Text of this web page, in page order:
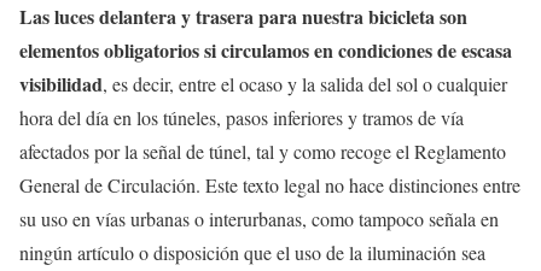
Las luces delantera y trasera para nuestra bicicleta son
elementos obligatorios si circulamos en condiciones de escasa
visibilidad, es decir, entre el ocaso y la salida del sol o cualquier
hora del día en los túneles, pasos inferiores y tramos de vía
afectados por la señal de túnel, tal y como recoge el Reglamento
General de Circulación. Este texto legal no hace distinciones entre
su uso en vías urbanas o interurbanas, como tampoco señala en
ningún artículo o disposición que el uso de la iluminación sea